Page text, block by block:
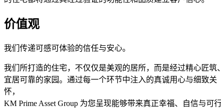
价值观
我们传递可感可体验的信任与安心。
我们所打造的住宅，不仅仅是美观的居所，而是经过精心匠筑
宜居可靠的家园。通过每一个环节中注入的真诚用心与细致关
怀，
KM Prime Asset Group 为您呈现能够带来真正幸福、自信与可